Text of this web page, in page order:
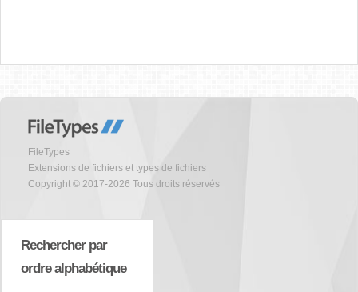
FileTypes
Extensions de fichiers et types de fichiers
Copyright © 2017-2026 Tous droits réservés
Rechercher par
ordre alphabétique